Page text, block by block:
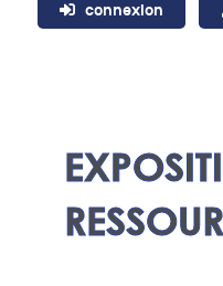
connexion